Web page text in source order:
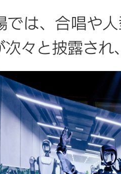
では、合唱や
次々と披露さ